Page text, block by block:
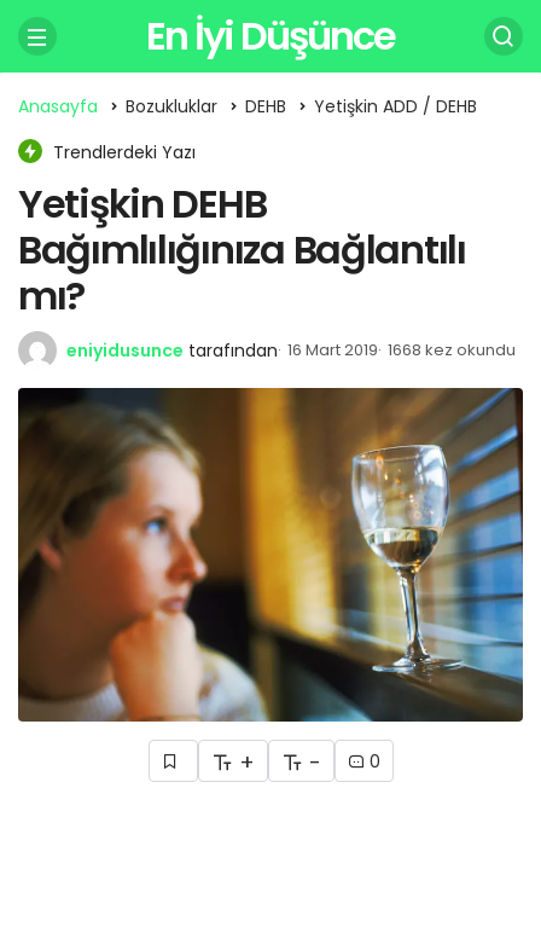
En İyi Düşünce
Anasayfa Bozukluklar DEHB
Yetişkin ADD / DEHB
Trendlerdeki Yazı
Yetişkin DEHB
Bağımlılığınıza Bağlantılı
mı?
eniyidusunce tarafından 16 Mart 2019 1668 kez okundu
+ - 0